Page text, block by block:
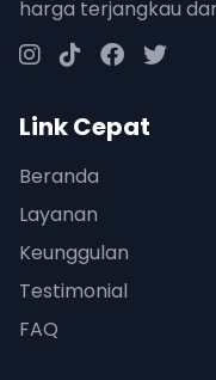
harga terjangkau
Link Cepat
Beranda
Layanan
Keunggulan
Testimonial
FAQ